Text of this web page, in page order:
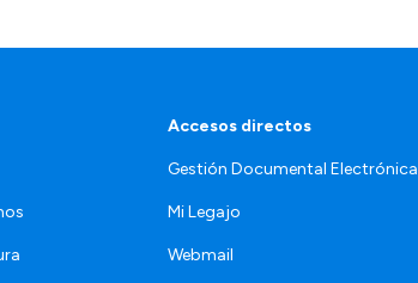
Accesos directos
Gestión Documental Electrónica
Mi Legajo
Webmail